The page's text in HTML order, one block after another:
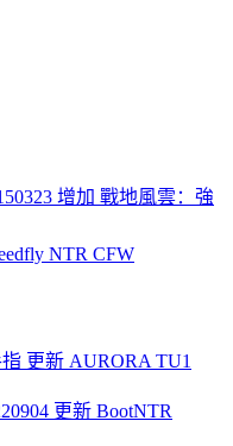
增加 戰地風雲：強
NTR CFW
更新 AURORA TU1
更新 BootNTR